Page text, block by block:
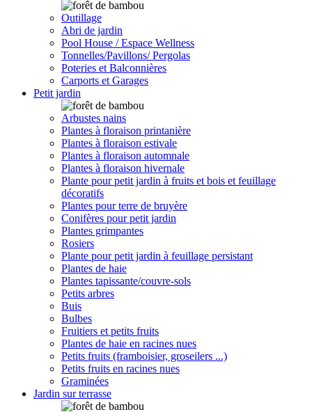
Outillage
Abri de jardin
Pool House / Espace Wellness
Tonnelles/Pavillons/ Pergolas
Poteries et Balconnières
Carports et Garages
Petit jardin
Arbustes nains
Plantes à floraison printanière
Plantes à floraison estivale
Plantes à floraison automnale
Plantes à floraison hivernale
Plante pour petit jardin à fruits et bois et feuillage
décoratifs
Plantes pour terre de bruyère
Conifères pour petit jardin
Plantes grimpantes
Rosiers
Plante pour petit jardin à feuillage persistant
Plantes de haie
Plantes tapissante/couvre-sols
Petits arbres
Buis
Bulbes
Fruitiers et petits fruits
Plantes de haie en racines nues
Petits fruits (framboisier, groseilers ...)
Petits fruits en racines nues
Graminées
Jardin sur terrasse